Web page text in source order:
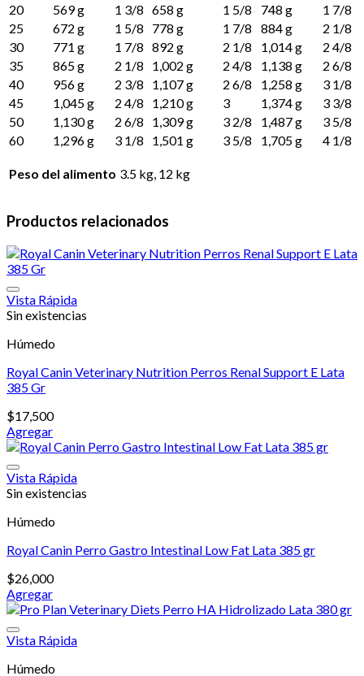
20
569 g 1 3/8 658 g 1 5/8 748 g
1 7/8
25
672 g 1 5/8 778 g 1 7/8 884 g
2 1/8
30
771 g 1 7/8 892 g 2 1/8 1,014 g
2 4/8
35
865 g 2 1/8 1,002 g 2 4/8 1,138 g
2 6/8
40
956 g 2 3/8 1,107 g 2 6/8 1,258 g
3 1/8
45
1,045 g 2 4/8 1,210 g 3 1,374 g
3 3/8
50
1,130 g 2 6/8 1,309 g 3 2/8 1,487 g
3 5/8
60
1,296 g 3 1/8 1,501 g 3 5/8 1,705 g 4 1/8
Peso del alimento 3.5 kg, 12 kg
Productos relacionados
Vista Rápida
Sin existencias
Húmedo
Royal Canin Veterinary Nutrition Perros Renal Support E Lata
385 Gr
$17,500
Agregar
Vista Rápida
Sin existencias
Húmedo
Royal Canin Perro Gastro Intestinal Low Fat Lata 385 gr
$26,000
Agregar
Vista Rápida
Húmedo